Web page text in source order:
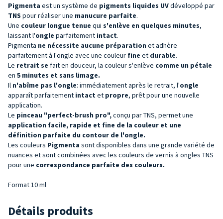
Pigmenta est un système de pigments liquides UVdéveloppé par
TNS pour réaliser une manucure parfaite.
Une couleur longue tenue qui s'enlève en quelques minutes,
laissant l'ongle parfaitement intact.
Pigmenta ne nécessite aucune préparation et adhère
parfaitement à l'ongle avec une couleur fine et durable.
Le retrait se fait en douceur, la couleur s'enlève comme un pétale
en 5 minutes et sans limage.
Il n'abîme pas l'ongle: immédiatement après le retrait, l'ongle
apparaît parfaitement intact et propre, prêt pour une nouvelle
application.
Le pinceau "perfect-brush pro",conçu par TNS, permet une
application facile, rapide et fine de la couleur et une
définition parfaite du contour de l'ongle.
Les couleurs Pigmenta sont disponibles dans une grande variété de
nuances et sont combinées avec les couleurs de vernis à ongles TNS
pour une correspondance parfaite des couleurs.
Format 10 ml
Détails produits